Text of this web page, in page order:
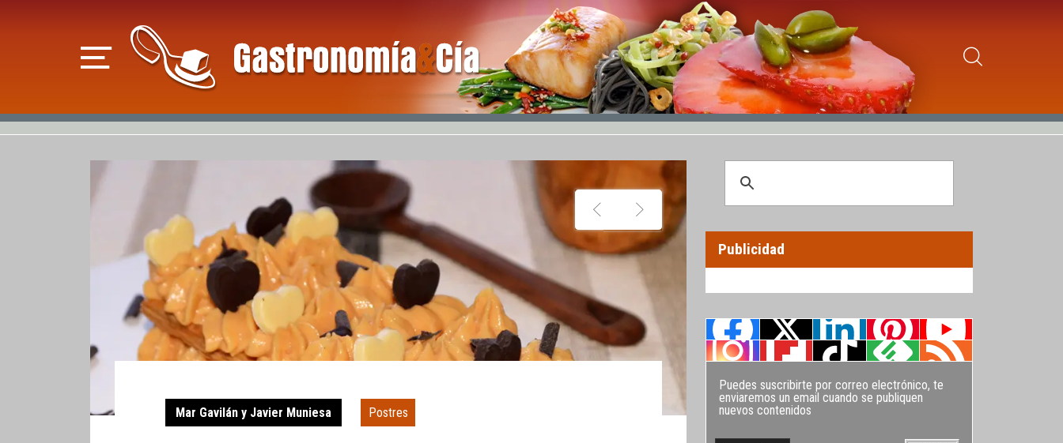
Mar Gavilán y Javier Muniesa Postres
Publicidad
Puedes suscribirte por correo electrónico, te
enviaremos un email cuando se publiquen
nuevos contenidos